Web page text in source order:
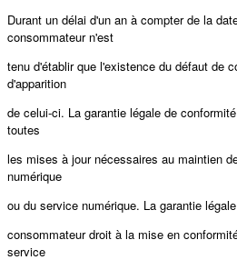
Durant un délai d'un an à compter de la
consommateur n'est
tenu d'établir que l'existence du défaut de
d'apparition
de celui-ci. La garantie légale de
toutes
les mises à jour nécessaires au maintien
numérique
ou du service numérique. La garantie
consommateur droit à la mise en
service